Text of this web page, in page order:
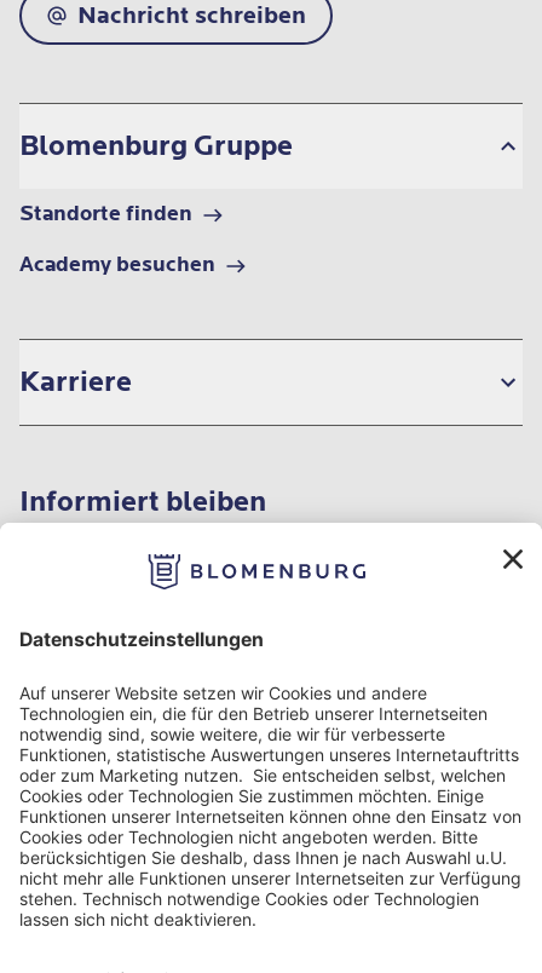
Nachricht schreiben
Blomenburg Gruppe
Standorte finden
Academy besuchen
Karriere
Informiert bleiben
Impressum
Datenschutzinformation
Nutzungsbedingungen
Barrierefreiheit